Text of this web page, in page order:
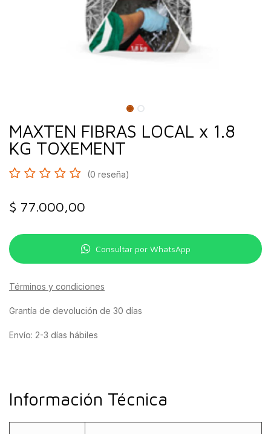
MAXTEN FIBRAS LOCAL x 1.8
KG TOXEMENT
(0 reseña)
$ 77.000,00
Consultar por WhatsApp
Términos y condiciones
Grantía de devolución de 30 días
Envío: 2-3 días hábiles
Información Técnica